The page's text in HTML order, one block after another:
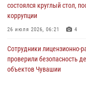
состоялся круглый стол,
коррупции
26 июля 2026, 06:21 4
Сотрудники лицензионно-
проверили безопасность
объектов Чувашии